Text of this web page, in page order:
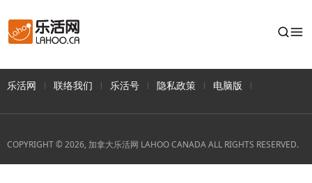
乐活网 联络我们 乐活号 隐私政策 电脑版
COPYRIGHT © 2026, 加拿大乐活网 LAHOO CANADA ALL RIGHTS RESERVED.